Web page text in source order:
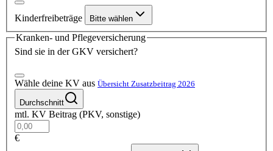
Kinderfreibeträge Bitte wählen
Kranken- und Pflegeversicherung
Sind sie in der GKV versichert?
Wähle deine KV aus Übersicht Zusatzbeitrag 2026
Durchschnitt
mtl. KV Beitrag (PKV, sonstige)
€